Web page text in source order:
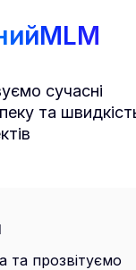
сучасні
та
та прозвітуємо